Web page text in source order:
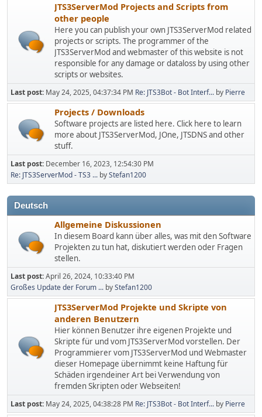
JTS3ServerMod Projects and Scripts from
other people
Here you can publish your own JTS3ServerMod related
projects or scripts. The programmer of the
JTS3ServerMod and webmaster of this website is not
responsible for any damage or dataloss by using other
scripts or websites.
Last post: May 24, 2025, 04:37:34 PM Re: JTS3Bot - Bot Interf... by Pierre
Projects / Downloads
Software projects are listed here. Click here to learn
more about JTS3ServerMod, JOne, JTSDNS and other
stuff.
Last post: December 16, 2023, 12:54:30 PM
Re: JTS3ServerMod - TS3 ... byStefan1200
Deutsch
Allgemeine Diskussionen
In diesem Board kann über alles, was mit den Software
Projekten zu tun hat, diskutiert werden oder Fragen
stellen.
Last post:April 26, 2024, 10:33:40 PM
Großes Update der Forum ... byStefan1200
JTS3ServerMod Projekte und Skripte von
anderen Benutzern
Hier können Benutzer ihre eigenen Projekte und
Skripte für und vom JTS3ServerMod vorstellen. Der
Programmierer vom JTS3ServerMod und Webmaster
dieser Homepage übernimmt keine Haftung für
Schäden irgendeiner Art bei Verwendung von
fremden Skripten oder Webseiten!
Last post: May 24, 2025, 04:38:28 PM Re: JTS3Bot - Bot Interf... by Pierre